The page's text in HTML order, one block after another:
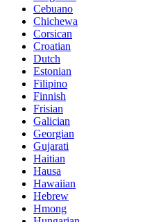
Cebuano
Chichewa
Corsican
Croatian
Dutch
Estonian
Filipino
Finnish
Frisian
Galician
Georgian
Gujarati
Haitian
Hausa
Hawaiian
Hebrew
Hmong